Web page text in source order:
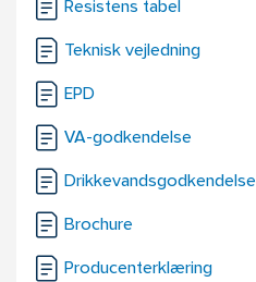
Resistens tabel
Teknisk vejledning
EPD
VA-godkendelse
Drikkevandsgodkendelse
Brochure
Producenterklæring